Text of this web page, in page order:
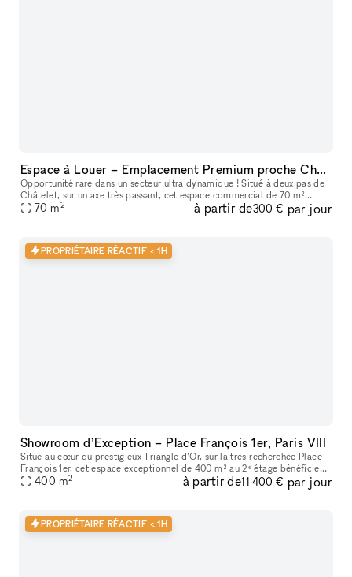
Espace à Louer – Emplacement Premium proche Châtelet
Opportunité rare dans un secteur ultra dynamique ! Situé à deux pas de
Châtelet, sur un axe très passant, cet espace commercial de 70 m²
bénéficie de la clientèle de RETRO, qui a fait ses preuves d
70 m2 à partir de300 € par jour
PROPRIÉTAIRE RÉACTIF < 1H
Showroom d’Exception – Place François 1er, Paris VIII
Situé au cœur du prestigieux Triangle d’Or, sur la très recherchée Place
François 1er, cet espace exceptionnel de 400 m² au 2ᵉ étage bénéficie
d’un emplacement premium à quelques pas seulement de la
400 m2 à partir de11 400 € par jour
PROPRIÉTAIRE RÉACTIF < 1H